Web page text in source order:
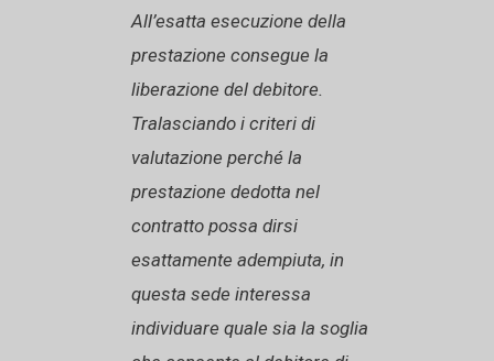
All’esatta esecuzione della
prestazione consegue la
liberazione del debitore.
Tralasciando i criteri di
valutazione perché la
prestazione dedotta nel
contratto possa dirsi
esattamente adempiuta, in
questa sede interessa
individuare quale sia la soglia